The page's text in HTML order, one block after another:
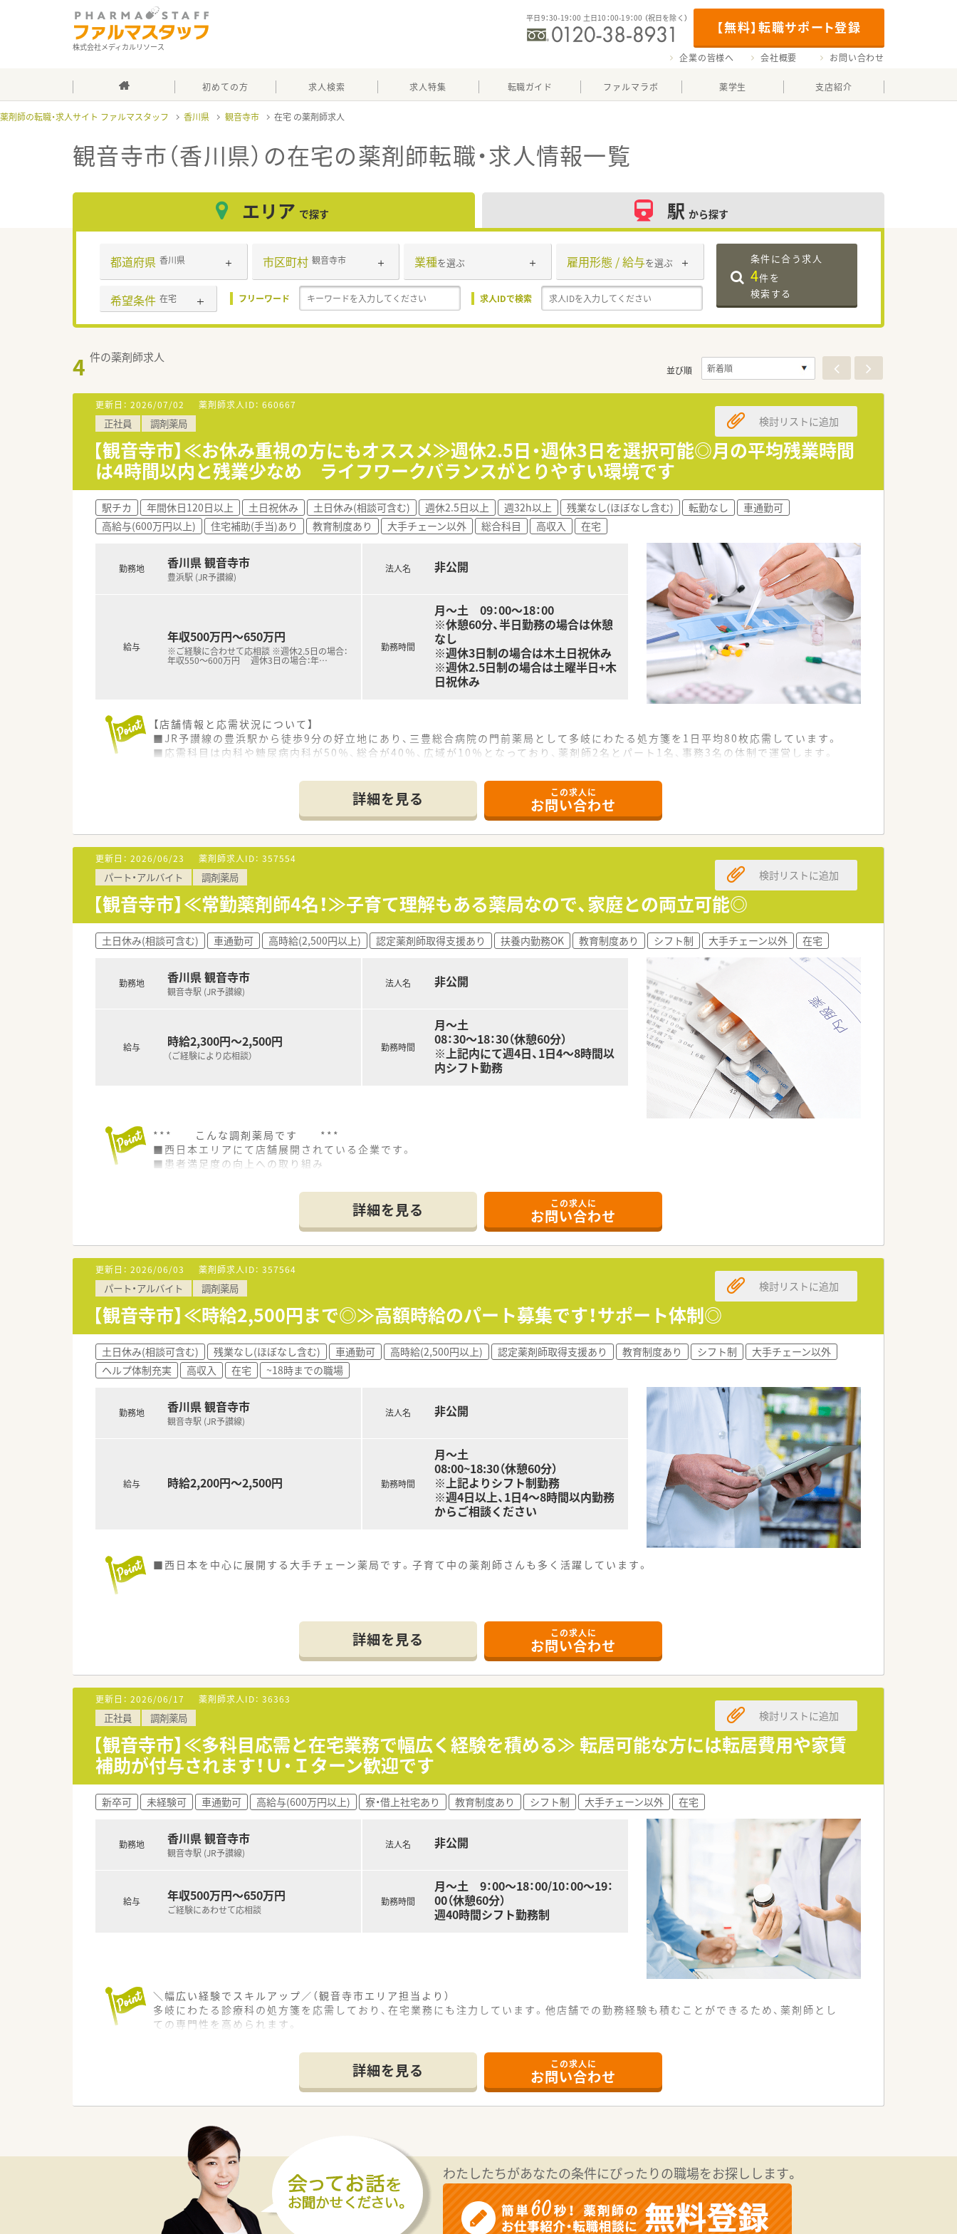
株式会社メディカルリソース
【無料】転職サポート登録
平日9：30-19：00 土日10：00-19：00 （祝日を除く）
企業の皆様へ 会社概要 お問い合わせ
初めての方 求人検索 求人特集 転職ガイド ファルマラボ 薬学生 支店紹介
薬剤師の転職・求人サイト ファルマスタッフ 香川県 観音寺市 在宅
観音寺市（香川県）の在宅の薬剤師転職・求人情報一覧
エリア で探す 駅 から探す
都道府県 香川県 市区町村 観音寺市 業種を選ぶ 雇用形態 / 給与を選ぶ
希望条件 在宅 フリーワード 求人IDで検索
条件に合う求人
4件を
検索する
4 件の薬剤師求人
並び順
更新日： 2026/07/02 薬剤師求人ID： 660667
正社員 調剤薬局
【観音寺市】≪お休み重視の方にもオススメ≫週休2.5日・週休3日を選択可能◎月の平均残業時間
は4時間以内と残業少なめ ライフワークバランスがとりやすい環境です
検討リストに追加
駅チカ 年間休日120日以上 土日祝休み 土日休み(相談可含む) 週休2.5日以上 週32h以上 残業なし(ほぼなし含む) 転勤なし
車通勤可
高給与(600万円以上)
住宅補助(手当)あり 教育制度あり 大手チェーン以外 総合科目 高収入 在宅
勤務地 香川県 観音寺市
豊浜駅 (JR予讃線)
給与
年収500万円～650万円
※ご経験に合わせて応相談 ※週休2.5日の場合：
年収550～600万円 週休3日の場合：年…
法人名 非公開
勤務時間
月～土 09：00～18：00
※休憩60分、半日勤務の場合は休憩
なし
※週休3日制の場合は木土日祝休み
※週休2.5日制の場合は土曜半日+木
日祝休み
【店舗情報と応需状況について】
■JR予讃線の豊浜駅から徒歩9分の好立地にあり、三豊総合病院の門前薬局として多岐にわたる処方箋を1日平均80枚応需しています。
■応需科目は内科や糖尿病内科が50％、総合が40％、広域が10％となっており、薬剤師2名とパート1名、事務3名の体制で運営します。
■お休みを重視したい方向けに週休2.5日や週休3日の選択も可能で、ライフスタイルに合わせた雇用契約を柔軟に相談できる求人で
す。
■正社員の働き方は多様で、週休2.5日の場合は年収550～600万円、週休3日の場合：年収500～550万円を目指せます。
■昇給は会社業績に応じて実施されるほか、賞与は年2回で前年度実績3ヶ月分の支給があるなど、頑張りが還元される給与体系です。
【勤務実態について】
■残業時間は月平均4時間程度と極めて少なく、19時の終業後にはプライベートや家庭の時間をしっかりと確保することが可能です。
■週休3日制度を選択した場合は、嬉しい土日休みを実現することも可能となっており、ワークライフバランスを最優先に働けます。
■有給休暇は法定通り付与され、年末年始は12月30日から1月3日までしっかりお休みとなるため、年間休日も120日以上と充実してい
ます。
【法人特徴について】
■香川県観音寺市にて地域に密着した1店舗のみを運営しており、店舗異動が一切ないため生活環境を変えずに安定して勤務が可能で
■総合病院の門前という立地を活かした高い専門性と、一般医薬品から介護用品まで扱う利便性を兼ね備えた薬局経営を行っています。
■患者様が待ち時間をゆっくり過ごせるよう、13人分の座席を確保した開放的な待合室を設けるなど、地域住民の健康を支える理念が
あります。
詳細を見る この求人に
お問い合わせ
更新日： 2026/06/23 薬剤師求人ID： 357554
パート・アルバイト 調剤薬局
【観音寺市】≪常勤薬剤師4名！≫子育て理解もある薬局なので、家庭との両立可能◎
検討リストに追加
土日休み(相談可含む) 車通勤可 高時給(2,500円以上) 認定薬剤師取得支援あり 扶養内勤務OK 教育制度あり シフト制 大手チェーン以外 在宅
勤務地 香川県 観音寺市
観音寺駅 (JR予讃線)
給与 時給2,300円～2,500円
（ご経験により応相談）
法人名 非公開
勤務時間
月～土
08：30～18：30（休憩60分）
※上記内にて週4日、1日4～8時間以
内シフト勤務
*** こんな調剤薬局です ***
■西日本エリアにて店舗展開されている企業です。
■患者満足度の向上への取り組み
■充実した在宅医療研修制度がありますので、今後必要な在宅について1から勉強することができます。
調剤過誤対策プロジェクトや電子薬歴検討プロジェクトなど豊富
詳細を見る この求人に
お問い合わせ
更新日： 2026/06/03 薬剤師求人ID： 357564
パート・アルバイト 調剤薬局
【観音寺市】≪時給2,500円まで◎≫高額時給のパート募集です！サポート体制◎
検討リストに追加
土日休み(相談可含む) 残業なし(ほぼなし含む) 車通勤可 高時給(2,500円以上) 認定薬剤師取得支援あり 教育制度あり シフト制
大手チェーン以外
ヘルプ体制充実
高収入 在宅 ~18時までの職場
勤務地 香川県 観音寺市
観音寺駅 (JR予讃線)
給与 時給2,200円～2,500円
法人名 非公開
勤務時間
月～土
08:00~18:30（休憩60分）
※上記よりシフト制勤務
※週4日以上、1日4～8時間以内勤務
からご相談ください
■西日本を中心に展開する大手チェーン薬局です。子育て中の薬剤師さんも多く活躍しています。
詳細を見る この求人に
お問い合わせ
更新日： 2026/06/17 薬剤師求人ID： 36363
正社員 調剤薬局
【観音寺市】≪多科目応需と在宅業務で幅広く経験を積める≫ 転居可能な方には転居費用や家賃
補助が付与されます！Ｕ・Ｉターン歓迎です
検討リストに追加
新卒可 未経験可 車通勤可 高給与(600万円以上) 寮・借上社宅あり 教育制度あり シフト制 大手チェーン以外 在宅
勤務地 香川県 観音寺市
観音寺駅 (JR予讃線)
給与 年収500万円～650万円
ご経験にあわせて応相談
法人名 非公開
勤務時間
月～土 9：00～18：00/10：00～19：
00（休憩60分）
週40時間シフト勤務制
＼幅広い経験でスキルアップ／（観音寺市エリア担当より）
多岐にわたる診療科の処方箋を応需しており、在宅業務にも注力しています。他店舗での勤務経験も積むことができるため、薬剤師とし
ての専門性を高められます。
■観音寺駅から車で5分ほどの場所に立地しており、マイカー通勤が可能で毎日のアクセスも非常に便利な店舗です。
■眼科や内科をはじめ多岐にわたる診療科の処方箋を1日約70枚応需しており、幅広い知識を身につけられます。
■平日19時や土曜18時まで開局しており、地域の患者様に密着して様々な医療ニーズに柔軟に対応しています。
【法人特徴について】
■香川県や愛媛県などを中心に複数の調剤薬局を展開しており、地域に根ざした医療サービスを提供しております。
■社長は非薬剤師ですが従業員の働きやすさを第一に考えており、現場のフォローのために日々奔走されています。
■特定派遣事業者としての認定を受けており、ご希望に合わせて他の薬局での勤務経験を積むことも可能な法人です。
【求人情報について】
■正社員の勤務薬剤師としての採用となり、基本年収は500万円から650万円の範囲でご経験に応じて決定します。
詳細を見る この求人に
お問い合わせ
わたしたちがあなたの条件にぴったりの職場をお探しします。